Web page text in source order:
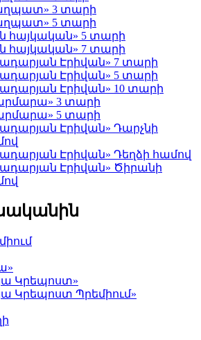
3 տարի
5 տարի
հայկական» 5 տարի
հայկական» 7 տարի
Էրիվան» 7 տարի
Էրիվան» 5 տարի
Էրիվան» 10 տարի
3 տարի
5 տարի
Էրիվան» Դարչնի
Էրիվան» Դեղձի համով
Էրիվան» Ծիրանի
Կրեպոստ»
Կրեպոստ Պրեմիում»